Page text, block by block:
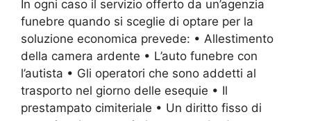
In ogni caso il servizio offerto da un’agenzia
funebre quando si sceglie di optare per la
soluzione economica prevede: • Allestimento
della camera ardente • L’auto funebre con
l’autista • Gli operatori che sono addetti al
trasporto nel giorno delle esequie • Il
prestampato cimiteriale • Un diritto fisso di